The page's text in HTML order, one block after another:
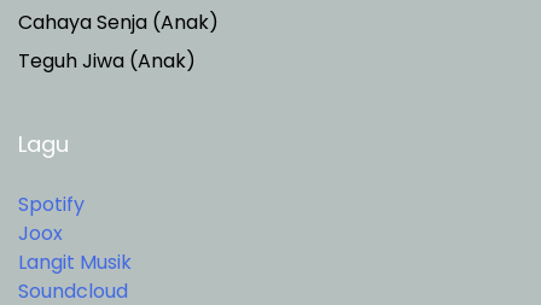
Cahaya Senja (Anak)
Teguh Jiwa (Anak)
Lagu
Spotify
Joox
Langit Musik
Soundcloud